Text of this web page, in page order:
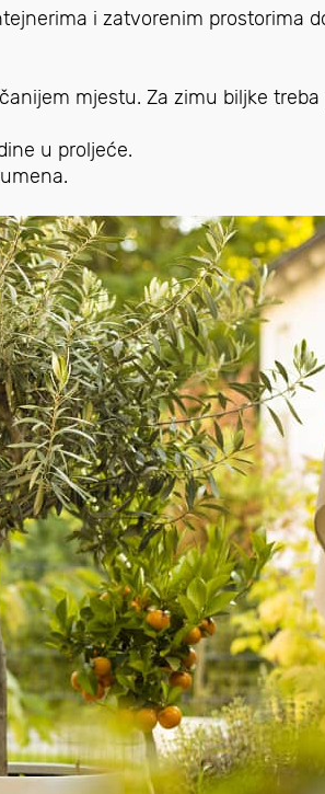
i zatvorenim prostorima
mjestu. Za zimu biljke
u proljeće.